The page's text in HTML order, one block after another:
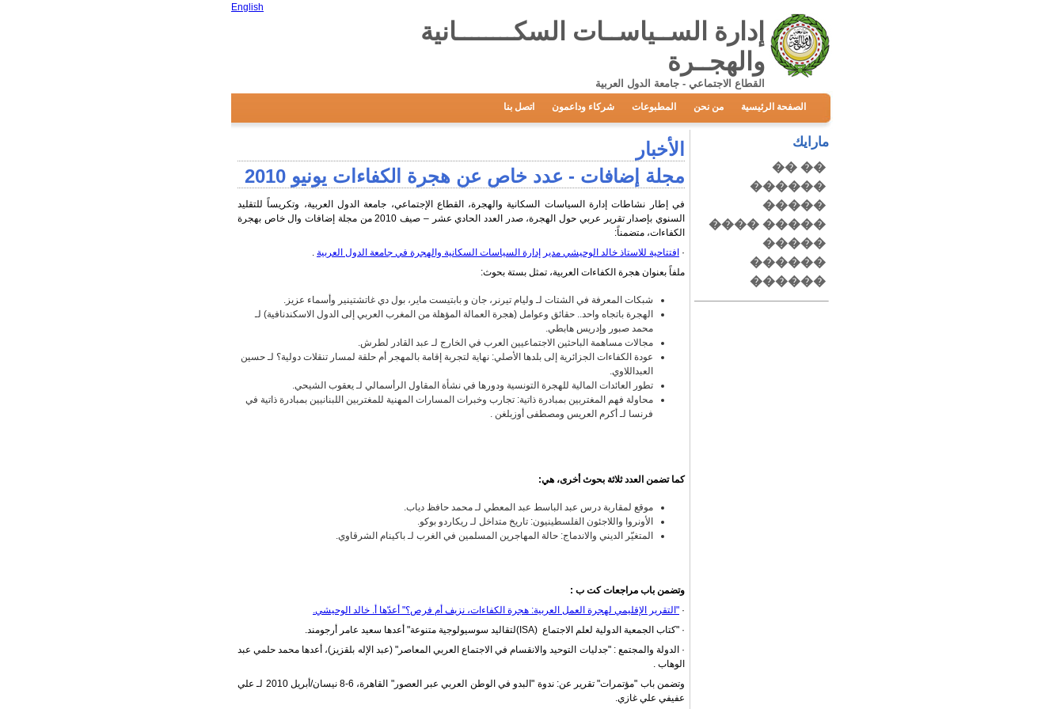
إدارة الســياســات السكــــــــانية
والهجــرة
القطاع الاجتماعي - جامعة الدول العربية
English
الصفحة الرئيسية من نحن المطبوعات شركاء وداعمون اتصل بنا
مارايك
الأخبار
مجلة إضافات - عدد خاص عن هجرة الكفاءات يونيو 2010
في إطار نشاطات إدارة السياسات السكانية والهجرة، القطاع الإجتماعي، جامعة الدول العربية، وتكريساً للتقليد
السنوي بإصدار تقرير عربي حول الهجرة، صدر العدد الحادي عشر – صيف 2010 من مجلة إضافات وال خاص بهجرة
الكفاءات، متضمناً:
· افتتاحية للاستاذ خالد الوحيشي مدير إدارة السياسات السكانية والهجرة في جامعة الدول العربية .
ملفاً بعنوان هجرة الكفاءات العربية، تمثل بستة بحوث:
شبكات المعرفة في الشتات لـ وليام تيرنر، جان و بابتيست ماير، بول دي غاتشتينير وأسماء عزيز.
الهجرة باتجاه واحد.. حقائق وعوامل (هجرة العمالة المؤهلة من المغرب العربي إلى الدول الاسكندنافية) لـ
محمد صبور وإدريس هابطي.
مجالات مساهمة الباحثين الاجتماعيين العرب في الخارج لـ عبد القادر لطرش.
عودة الكفاءات الجزائرية إلى بلدها الأصلي: نهاية لتجربة إقامة بالمهجر أم حلقة لمسار تنقلات دولية؟ لـ حسين
العبداللاوي.
تطور العائدات المالية للهجرة التونسية ودورها في نشأة المقاول الرأسمالي لـ يعقوب الشيحي.
محاولة فهم المغتربين بمبادرة ذاتية: تجارب وخبرات المسارات المهنية للمغتربين اللبنانيين بمبادرة ذاتية في
فرنسا لـ أكرم العريس ومصطفى أوزبلغن .
كما تضمن العدد ثلاثة بحوث أخرى، هي:
موقع لمقاربة درس عبد الباسط عبد المعطي لـ محمد حافظ دياب.
الأونروا واللاجئون الفلسطينيون: تاريخ متداخل لـ ريكاردو بوكو.
المتغيّر الديني والاندماج: حالة المهاجرين المسلمين في الغرب لـ باكينام الشرقاوي.
وتضمن باب مراجعات كت ب :
· "التقرير الإقليمي لهجرة العمل العربية: هجرة الكفاءات، نزيف أم فرص؟" أعدّها أ. خالد الوحيشي.
· "كتاب الجمعية الدولية لعلم الاجتماع (ISA)لتقاليد سوسيولوجية متنوعة" أعدها سعيد عامر أرجومند.
· الدولة والمجتمع : "جدليات التوحيد والانقسام في الاجتماع العربي المعاصر" (عبد الإله بلقزيز)، أعدها محمد حلمي عبد
الوهاب .
وتضمن باب "مؤتمرات" تقرير عن: ندوة "البدو في الوطن العربي عبر العصور" القاهرة، 6-8 نيسان/أبريل 2010 لـ علي
عفيفي علي غازي.